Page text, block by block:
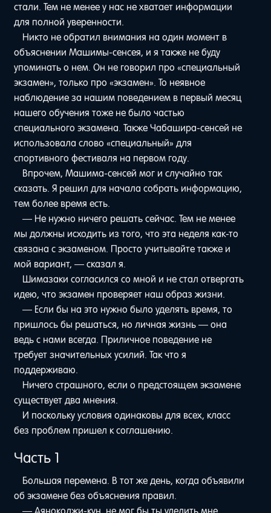
стали. Тем не менее у нас не хватает информации
для полной уверенности.
Никто не обратил внимания на один момент в
объяснении Машимы-сенсея, и я также не буду
упоминать о нем. Он не говорил про «специальный
экзамен», только про «экзамен». То неявное
наблюдение за нашим поведением в первый месяц
нашего обучения тоже не было частью
специального экзамена. Также Чабашира-сенсей не
использовала слово «специальный» для
спортивного фестиваля на первом году.
Впрочем, Машима-сенсей мог и случайно так
сказать. Я решил для начала собрать информацию,
тем более время есть.
— Не нужно ничего решать сейчас. Тем не менее
мы должны исходить из того, что эта неделя как-то
связана с экзаменом. Просто учитывайте также и
мой вариант, — сказал я.
Шимазаки согласился со мной и не стал отвергать
идею, что экзамен проверяет наш образ жизни.
— Если бы на это нужно было уделять время, то
пришлось бы решаться, но личная жизнь — она
ведь с нами всегда. Приличное поведение не
требует значительных усилий. Так что я
поддерживаю.
Ничего страшного, если о предстоящем экзамене
существует два мнения.
И поскольку условия одинаковы для всех, класс
без проблем пришел к соглашению.
Часть 1
Большая перемена. В тот же день, когда объявили
об экзамене без объяснения правил.